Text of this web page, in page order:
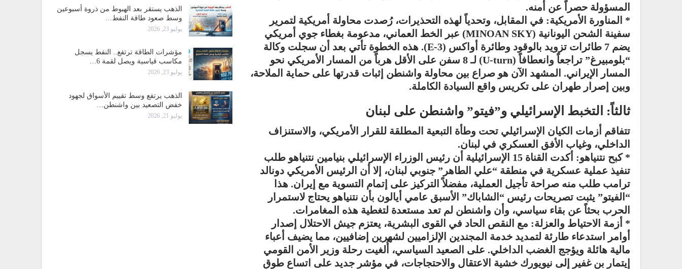
المسؤولة حصراً عن أمنه.
* المناورة الأمريكية: في المقابل، وتحدياً لهذه التحذيرات، رُصدت محاولة أمريكية لتمرير
سفينة الشحن اليونانية (MINOAN SKY) عبر الخط العماني، مدعومة بغطاء جوي أمريكي
يضم 7 طائرات تزويد بالوقود وطائرة أواكس (E-3). هذه الخطوة تأتي بعد أن سجلت وكالة
“بلومبيرغ” تراجعاً وانعطافاً (U-turn) لـ 8 سفن على الأقل هرباً من المسار الأمريكي نحو
المسار الإيراني. المشهد الآن هو صراع بين محاولة واشنطن إثبات قدرتها على حماية الملاحة،
وبين إصرار طهران على تكريس واقع السيادة الكاملة.
ثالثاً: التخبط الإسرائيلي و”فيتو” واشنطن على لبنان
تتفاقم أزمات الكيان الإسرائيلي تحت وطأة التبعية المطلقة للقرار الأمريكي، والاستنزاف
الداخلي، وغياب الأفق العسكري في لبنان.
* كبح نتنياهو: أكدت القناة 15 الإسرائيلية أن رئيس الوزراء الإسرائيلي بنيامين نتنياهو طلب
تنفيذ عملية عسكرية في منطقة “علي الطاهر” جنوبي لبنان، إلا أن الرئيس الأمريكي دونالد
ترامب طلب منه صراحة تأجيل العملية، مفضلاً التركيز على إتمام التسوية مع إيران. هذا
“الفيتو” يثبت تصريحات رئيس “الشاباك” الأسبق عامي أيالون بأن نتنياهو يحتاج لاستمرار
الحرب بحثاً عن بقاء سياسي، وأن واشنطن لم تعد مستعدة لتغطية هذه المغامرات.
* أزمة الاحتياط والعزلة: مع النقص الحاد في القوى البشرية، يعتزم جيش الاحتلال إصدار
أوامر استدعاء طارئة لتمديد خدمة المجندين الإلزاميين لشهرين إضافيين، مما يضيف أعباء
مالية هائلة ويؤجج الغضب الداخلي. على الصعيد السياسي، أُلغيت رحلة وزير الأمن القومي
إيتمار بن غفير إلى نيويورك خشية الاعتقال والاحتجاجات، في مؤشر جديد على اتساع طوق
الذهب يستقر بعد الهبوط من ذروة أسبوعين
وسط صعود طاقة النفط…
يوليو 23, 2026
مؤشرات الطاقة ترتفع.. النفط يسجل
مكاسب قياسية ويصل لقمة 6…
يوليو 23, 2026
الذهب يرتفع وسط تقييم الأسواق لجهود
خفض التصعيد بين واشنطن…
يوليو 21, 2026